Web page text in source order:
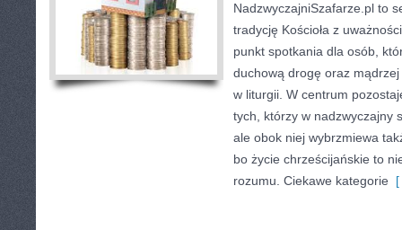
NadzwyczajniSzafarze.pl to
tradycję Kościoła z
punkt spotkania dla osób,
duchową drogę oraz
w liturgii. W centrum
tych, którzy w nadzwyczajny
ale obok niej wybrzmiewa
bo życie chrześcijańskie to
rozumu. Ciekawe kategorie [